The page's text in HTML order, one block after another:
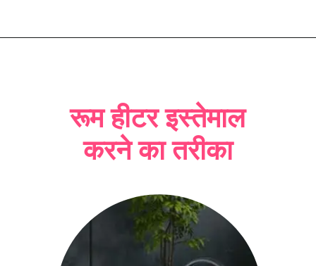
रूम हीटर इस्तेमाल
करने का तरीका